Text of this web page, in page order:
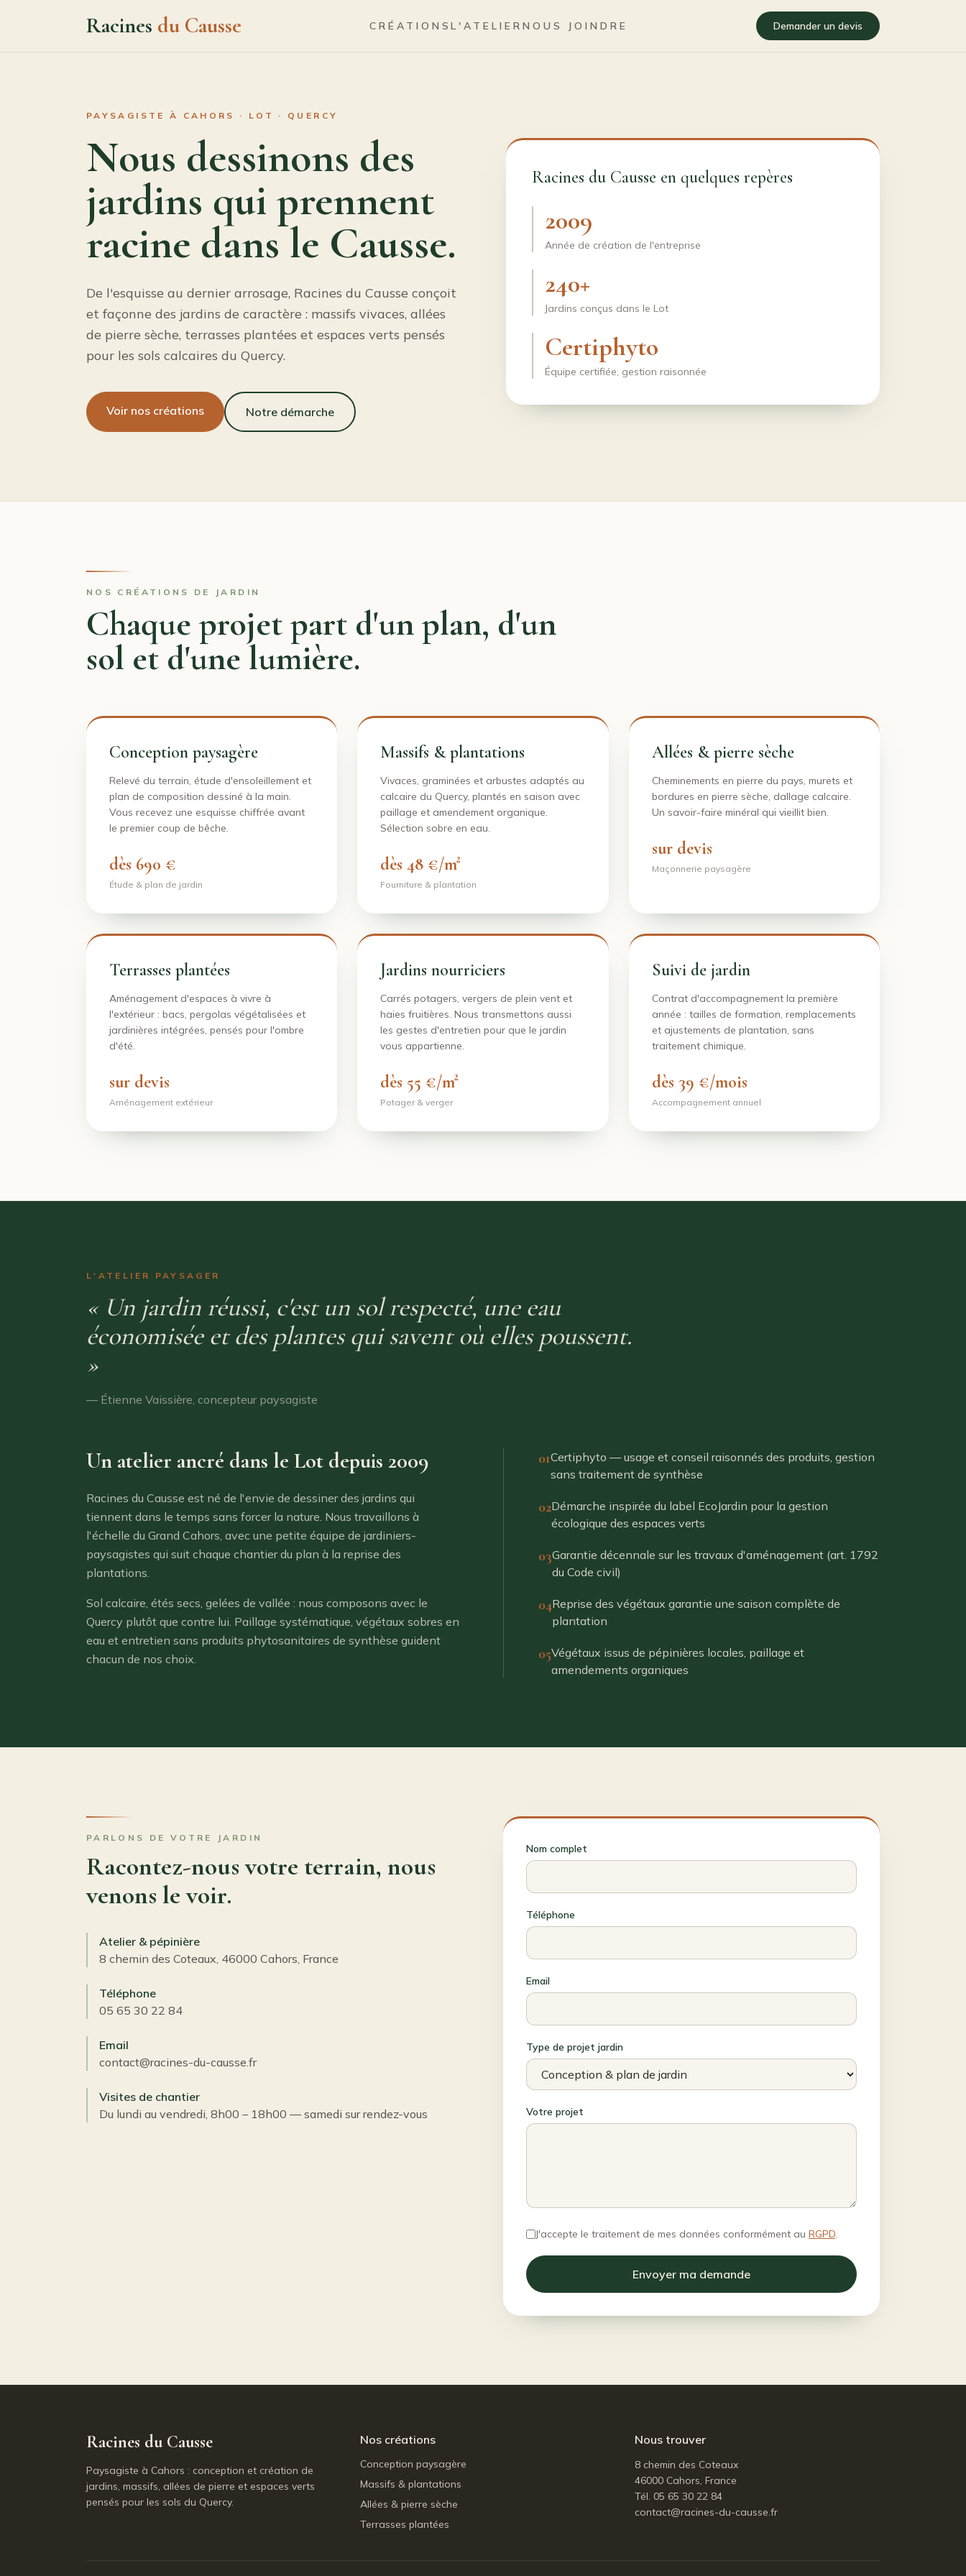
Racines du Causse CRÉATIONSL'ATELIER NOUS JOINDRE Demander un devis
PAYSAGISTE À CAHORS · LOT · QUERCY
Nous dessinons des
jardins qui prennent
racine dans le Causse.
De l'esquisse au dernier arrosage, Racines du Causse conçoit
et façonne des jardins de caractère : massifs vivaces, allées
de pierre sèche, terrasses plantées et espaces verts pensés
pour les sols calcaires du Quercy.
Voir nos créations Notre démarche
Racines du Causse en quelques repères
2009
Année de création de l'entreprise
240+
Jardins conçus dans le Lot
Certiphyto
Équipe certifiée, gestion raisonnée
NOS CRÉATIONS DE JARDIN
Chaque projet part d'un plan, d'un
sol et d'une lumière.
Conception paysagère
Relevé du terrain, étude d'ensoleillement et
plan de composition dessiné à la main.
Vous recevez une esquisse chiffrée avant
le premier coup de bêche.
dès 690 €
Étude & plan de jardin
Massifs & plantations
Vivaces, graminées et arbustes adaptés au
calcaire du Quercy, plantés en saison avec
paillage et amendement organique.
Sélection sobre en eau.
dès 48 €/m²
Fourniture & plantation
Allées & pierre sèche
Cheminements en pierre du pays, murets et
bordures en pierre sèche, dallage calcaire.
Un savoir-faire minéral qui vieillit bien.
sur devis
Maçonnerie paysagère
Terrasses plantées
Aménagement d'espaces à vivre à
l'extérieur : bacs, pergolas végétalisées et
jardinières intégrées, pensés pour l'ombre
d'été.
sur devis
Aménagement extérieur
Jardins nourriciers
Carrés potagers, vergers de plein vent et
haies fruitières. Nous transmettons aussi
les gestes d'entretien pour que le jardin
vous appartienne.
dès 55 €/m²
Potager & verger
Suivi de jardin
Contrat d'accompagnement la première
année : tailles de formation, remplacements
et ajustements de plantation, sans
traitement chimique.
dès 39 €/mois
Accompagnement annuel
L'ATELIER PAYSAGER
« Un jardin réussi, c'est un sol respecté, une eau
économisée et des plantes qui savent où elles poussent.
»
— Étienne Vaissière, concepteur paysagiste
Un atelier ancré dans le Lot depuis 2009
Racines du Causse est né de l'envie de dessiner des jardins qui
tiennent dans le temps sans forcer la nature. Nous travaillons à
l'échelle du Grand Cahors, avec une petite équipe de jardiniers-
paysagistes qui suit chaque chantier du plan à la reprise des
plantations.
Sol calcaire, étés secs, gelées de vallée : nous composons avec le
Quercy plutôt que contre lui. Paillage systématique, végétaux sobres en
eau et entretien sans produits phytosanitaires de synthèse guident
chacun de nos choix.
01Certiphyto — usage et conseil raisonnés des produits, gestion
sans traitement de synthèse
02Démarche inspirée du label EcoJardin pour la gestion
écologique des espaces verts
03Garantie décennale sur les travaux d'aménagement (art. 1792
du Code civil)
04Reprise des végétaux garantie une saison complète de
plantation
05Végétaux issus de pépinières locales, paillage et
amendements organiques
PARLONS DE VOTRE JARDIN
Racontez-nous votre terrain, nous
venons le voir.
Atelier & pépinière
8 chemin des Coteaux, 46000 Cahors, France
Téléphone
05 65 30 22 84
Email
contact@racines-du-causse.fr
Visites de chantier
Du lundi au vendredi, 8h00 – 18h00 — samedi sur rendez-vous
Nom complet
Téléphone
Email
Type de projet jardin
Votre projet
J'accepte le traitement de mes données conformément au RGPD.
Envoyer ma demande
Racines du Causse
Paysagiste à Cahors : conception et création de
jardins, massifs, allées de pierre et espaces verts
pensés pour les sols du Quercy.
Nos créations
Conception paysagère
Massifs & plantations
Allées & pierre sèche
Terrasses plantées
Nous trouver
8 chemin des Coteaux
46000 Cahors, France
Tél. 05 65 30 22 84
contact@racines-du-causse.fr